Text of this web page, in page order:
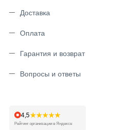
Доставка
Оплата
Гарантия и возврат
Вопросы и ответы
4,5★★★★★
Рейтинг организации в Яндексе